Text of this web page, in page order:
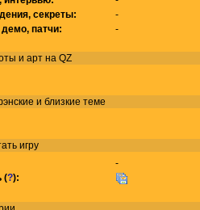
секреты:
-
демо, патчи:
-
и арт на QZ
и близкие теме
игру
-
(?):